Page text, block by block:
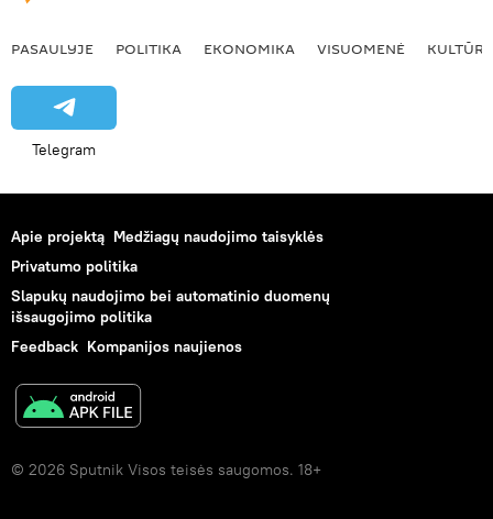
PASAULYJE POLITIKA EKONOMIKA VISUOMENĖ KULTŪRA
Telegram
Apie projektą Medžiagų naudojimo taisyklės
Privatumo politika
Slapukų naudojimo bei automatinio duomenų
išsaugojimo politika
Feedback Kompanijos naujienos
© 2026 Sputnik Visos teisės saugomos. 18+